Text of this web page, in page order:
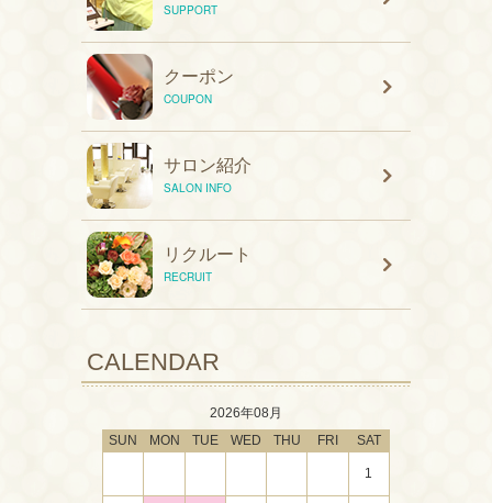
SUPPORT
クーポン
COUPON
サロン紹介
SALON INFO
リクルート
RECRUIT
CALENDAR
2026年08月
SUN
MON TUE WED THU FRI SAT
1